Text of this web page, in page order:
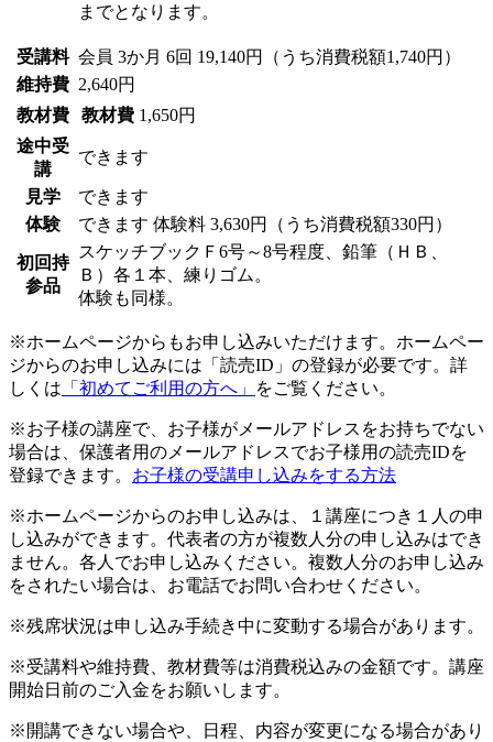
までとなります。
受講料 会員 3か月 6回 19,140円（うち消費税額1,740円）
維持費 2,640円
教材費
教材費 1,650円
途中受
講
できます
見学
できます
体験
できます 体験料 3,630円（うち消費税額330円）
初回持
参品
スケッチブックＦ6号～8号程度、鉛筆（ＨＢ、
Ｂ）各１本、練りゴム。
体験も同様。
※ホームページからもお申し込みいただけます。ホームペー
ジからのお申し込みには「読売ID」の登録が必要です。詳
しくは 「初めてご利用の方へ」 をご覧ください。
※お子様の講座で、お子様がメールアドレスをお持ちでない
場合は、保護者用のメールアドレスでお子様用の読売IDを
登録できます。 お子様の受講申し込みをする方法
※ホームページからのお申し込みは、１講座につき１人の申
し込みができます。代表者の方が複数人分の申し込みはでき
ません。各人でお申し込みください。複数人分のお申し込み
をされたい場合は、お電話でお問い合わせください。
※残席状況は申し込み手続き中に変動する場合があります。
※受講料や維持費、教材費等は消費税込みの金額です。講座
開始日前のご入金をお願いします。
※開講できない場合や、日程、内容が変更になる場合があり